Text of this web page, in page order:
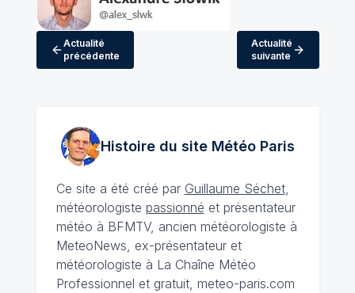
Actualité
précédente
Actualité
suivante
Histoire du site MétéoParis
Ce site a été créé par Guillaume Séchet,
météorologiste passionné et présentateur
météo à BFMTV, ancien météorologiste à
MeteoNews, ex-présentateur et
météorologiste à La Chaîne Météo
Professionnel et gratuit, meteo-paris.com